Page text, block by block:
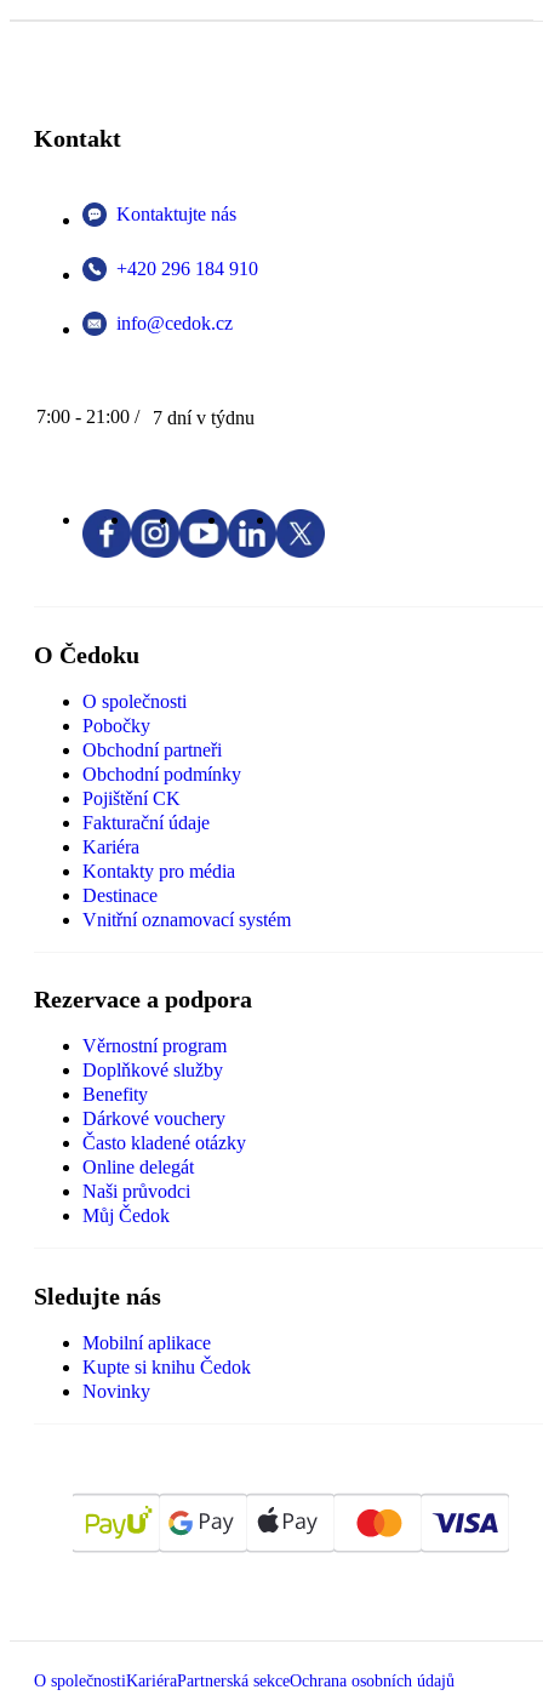
Kontakt
Kontaktujte nás
+420 296 184 910
info@cedok.cz
7:00 - 21:00 / 7 dní v týdnu
O Čedoku
O společnosti
Pobočky
Obchodní partneři
Obchodní podmínky
Pojištění CK
Fakturační údaje
Kariéra
Kontakty pro média
Destinace
Vnitřní oznamovací systém
Rezervace a podpora
Věrnostní program
Doplňkové služby
Benefity
Dárkové vouchery
Často kladené otázky
Online delegát
Naši průvodci
Můj Čedok
Sledujte nás
Mobilní aplikace
Kupte si knihu Čedok
Novinky
O společnostiKariéraPartnerská sekceOchrana osobních údajů